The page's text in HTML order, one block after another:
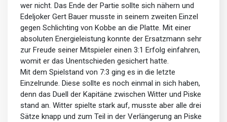
wer nicht. Das Ende der Partie sollte sich nähern und
Edeljoker Gert Bauer musste in seinem zweiten Einzel
gegen Schlichting von Kobbe an die Platte. Mit einer
absoluten Energieleistung konnte der Ersatzmann sehr
zur Freude seiner Mitspieler einen 3:1 Erfolg einfahren,
womit er das Unentschieden gesichert hatte.
Mit dem Spielstand von 7:3 ging es in die letzte
Einzelrunde. Diese sollte es noch einmal in sich haben,
denn das Duell der Kapitäne zwischen Witter und Piske
stand an. Witter spielte stark auf, musste aber alle drei
Sätze knapp und zum Teil in der Verlängerung an Piske